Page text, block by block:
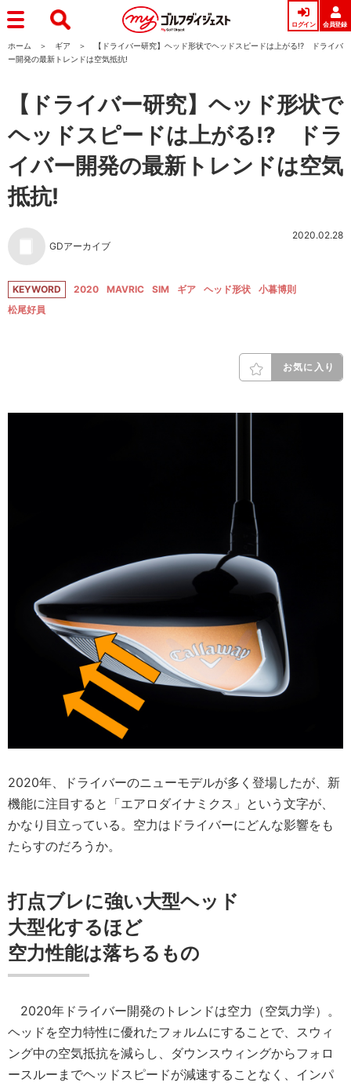
ログイン 会員登録
ホーム ギア
【ドライバー研究】ヘッド形状でヘッドスピードは上がる!? ドライバ
ー開発の最新トレンドは空気抵抗!
【ドライバー研究】ヘッド形状で
ヘッドスピードは上がる!? ドラ
イバー開発の最新トレンドは空気
抵抗!
GDアーカイブ
2020.02.28
KEYWORD 2020 MAVRIC SIM ギア ヘッド形状
小暮博則
松尾好員
お気に入り
2020年、ドライバーのニューモデルが多く登場したが、新
機能に注目すると「エアロダイナミクス」という文字が、
かなり目立っている。空力はドライバーにどんな影響をも
たらすのだろうか。
打点ブレに強い大型ヘッド
大型化するほど
空力性能は落ちるもの
2020年ドライバー開発のトレンドは空力（空気力学）。
ヘッドを空力特性に優れたフォルムにすることで、スウィ
ング中の空気抵抗を減らし、ダウンスウィングからフォロ
ースルーまでヘッドスピードが減速することなく、インパ